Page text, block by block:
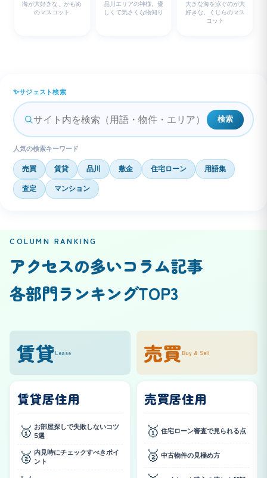
海が大好きな、かもめ
のマスコット
品川エリアの神様。優
しくて気さくな物知り
大きな海を泳ぐのが大
好きな、くじらのマス
コット
サジェスト検索
検索
人気の検索キーワード
売買 賃貸 品川 敷金 住宅ローン 用語集
査定 マンション
COLUMN RANKING
アクセスの多いコラム記事
各部門ランキングTOP3
賃貸Lease 売買 Buy & Sell
賃貸居住用
🥇 お部屋探しで失敗しないコツ
5選
🥈 内見時にチェックすべきポイ
ント
売買居住用
🥇 住宅ローン審査で見られる点
🥈 中古物件の見極め方